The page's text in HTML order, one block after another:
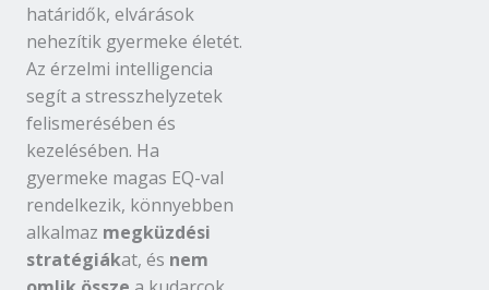
határidők, elvárások
nehezítik gyermeke életét.
Az érzelmi intelligencia
segít a stresszhelyzetek
felismerésében és
kezelésében. Ha
gyermeke magas EQ-val
rendelkezik, könnyebben
alkalmaz megküzdési
stratégiákat, és nem